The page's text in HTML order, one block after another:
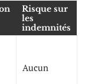
Risque sur
les
indemnités
Aucun